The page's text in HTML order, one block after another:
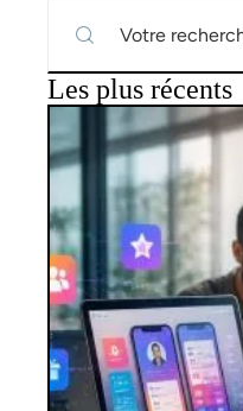
Les plus récents